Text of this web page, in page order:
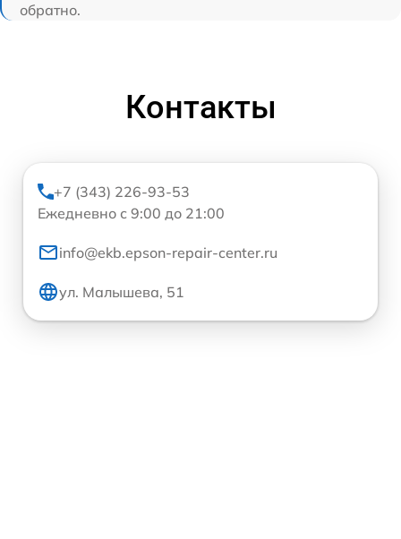
обратно.
Контакты
+7 (343) 226-93-53
Ежедневно с 9:00 до 21:00
info@ekb.epson-repair-center.ru
ул. Малышева, 51